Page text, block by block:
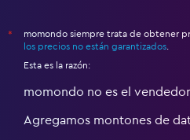
*
momondo siempre trata de obtener
los precios no están garantizados
Esta es la razón:
momondo no es el
Agregamos montones de